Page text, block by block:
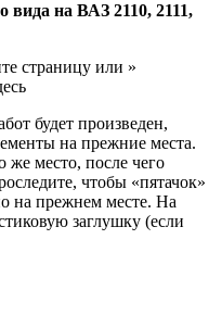
вида на ВАЗ 2110, 2111,
страницу или »
будет произведен,
на прежние места.
же место, после чего
чтобы «пятачок»
на прежнем месте. На
заглушку (если